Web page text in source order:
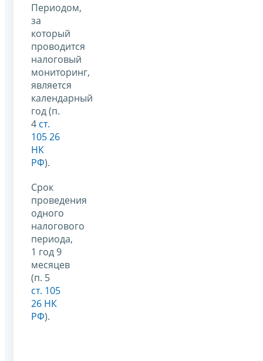
Периодом,
за
который
проводится
налоговый
мониторинг,
является
календарный
год (п.
4 ст.
105 26
НК
РФ).
Срок
проведения
одного
налогового
периода,
1 год 9
месяцев
(п. 5
ст. 105
26 НК
РФ).